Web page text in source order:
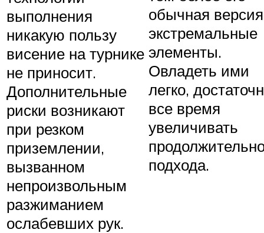
выполнения
никакую пользу
висение на турнике
не приносит.
Дополнительные
риски возникают
при резком
приземлении,
вызванном
непроизвольным
разжиманием
ослабевших рук.
обычная
экстремальные
элементы.
Овладеть ими
легко,
все время
увеличивать
подхода.